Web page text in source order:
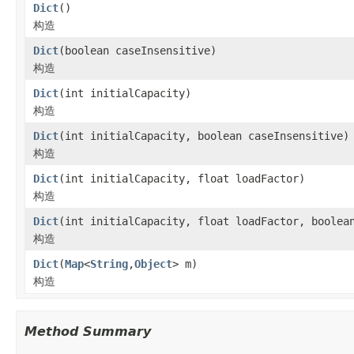
Dict()
构造
Dict(boolean caseInsensitive)
构造
Dict(int initialCapacity)
构造
Dict(int initialCapacity, boolean caseInsensitive)
构造
Dict(int initialCapacity, float loadFactor)
构造
Dict(int initialCapacity, float loadFactor,
构造
Dict(Map<String,Object> m)
构造
Method Summary